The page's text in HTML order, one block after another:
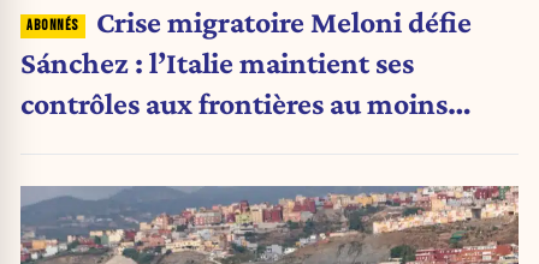
Crise migratoire Meloni défie
Sánchez : l’Italie maintient ses
contrôles aux frontières au moins